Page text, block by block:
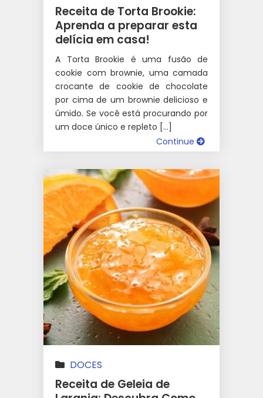
Receita de Torta Brookie:
Aprenda a preparar esta
delícia em casa!
A Torta Brookie é uma fusão de
cookie com brownie, uma camada
crocante de cookie de chocolate
por cima de um brownie delicioso e
úmido. Se você está procurando por
um doce único e repleto […]
Continue
DOCES
Receita de Geleia de